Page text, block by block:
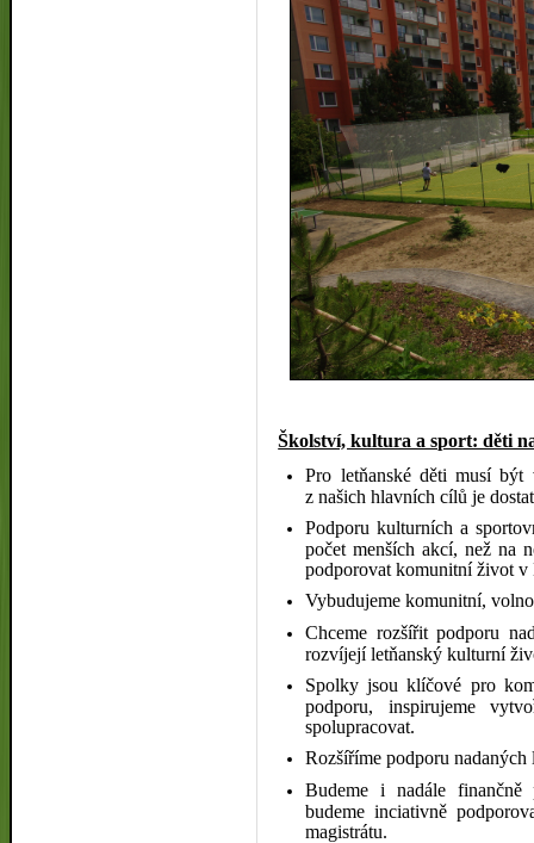
Školství, kultura a sport: děti
Pro letňanské děti musí
z našich hlavních cílů je
Podporu kulturních a
počet menších akcí, než na
podporovat komunitní život v
Vybudujeme komunitní,
Chceme rozšířit podporu
rozvíjejí letňanský kulturní
Spolky jsou klíčové pro
podporu, inspirujeme
spolupracovat.
Rozšíříme podporu
Budeme i nadále finančně
budeme inciativně
magistrátu.